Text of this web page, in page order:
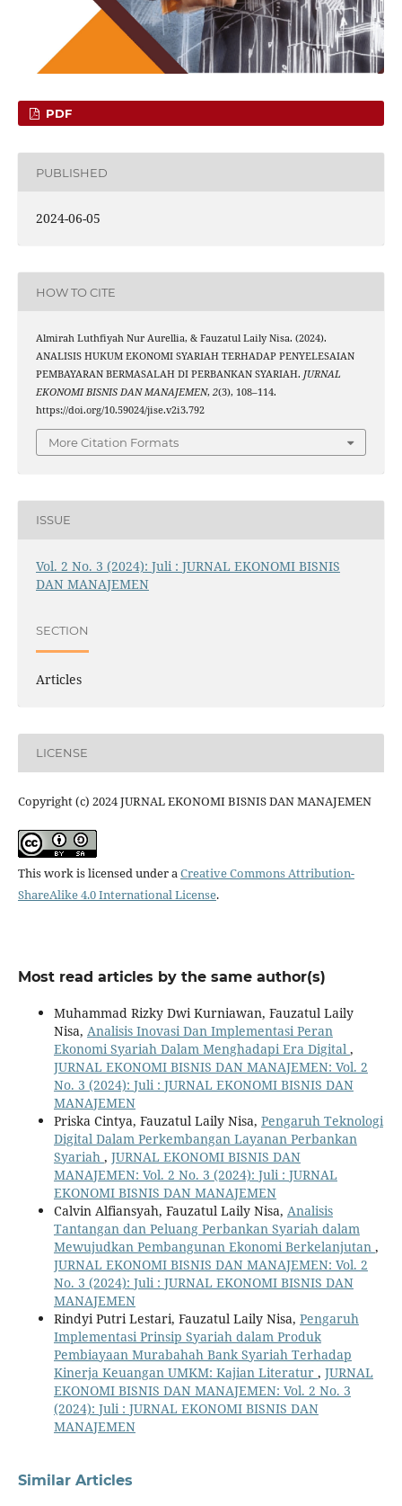
PDF
PUBLISHED
2024-06-05
HOW TO CITE
Almirah Luthfiyah Nur Aurellia, & Fauzatul Laily Nisa. (2024).
ANALISIS HUKUM EKONOMI SYARIAH TERHADAP PENYELESAIAN
PEMBAYARAN BERMASALAH DI PERBANKAN SYARIAH. JURNAL
EKONOMI BISNIS DAN MANAJEMEN, 2(3), 108–114.
https://doi.org/10.59024/jise.v2i3.792
More Citation Formats
ISSUE
Vol. 2 No. 3 (2024): Juli : JURNAL EKONOMI BISNIS
DAN MANAJEMEN
SECTION
Articles
LICENSE
Copyright (c) 2024 JURNAL EKONOMI BISNIS DAN MANAJEMEN
This work is licensed under aCreative Commons Attribution-
ShareAlike 4.0 International License.
Most read articles by the same author(s)
Muhammad Rizky Dwi Kurniawan, Fauzatul Laily
Nisa, Analisis Inovasi Dan Implementasi Peran
Ekonomi Syariah Dalam Menghadapi Era Digital ,
JURNAL EKONOMI BISNIS DAN MANAJEMEN: Vol. 2
No. 3 (2024): Juli : JURNAL EKONOMI BISNIS DAN
MANAJEMEN
Priska Cintya, Fauzatul Laily Nisa, Pengaruh Teknologi
Digital Dalam Perkembangan Layanan Perbankan
Syariah , JURNAL EKONOMI BISNIS DAN
MANAJEMEN: Vol. 2 No. 3 (2024): Juli : JURNAL
EKONOMI BISNIS DAN MANAJEMEN
Calvin Alfiansyah, Fauzatul Laily Nisa, Analisis
Tantangan dan Peluang Perbankan Syariah dalam
Mewujudkan Pembangunan Ekonomi Berkelanjutan ,
JURNAL EKONOMI BISNIS DAN MANAJEMEN: Vol. 2
No. 3 (2024): Juli : JURNAL EKONOMI BISNIS DAN
MANAJEMEN
Rindyi Putri Lestari, Fauzatul Laily Nisa, Pengaruh
Implementasi Prinsip Syariah dalam Produk
Pembiayaan Murabahah Bank Syariah Terhadap
Kinerja Keuangan UMKM: Kajian Literatur , JURNAL
EKONOMI BISNIS DAN MANAJEMEN: Vol. 2 No. 3
(2024): Juli : JURNAL EKONOMI BISNIS DAN
MANAJEMEN
Similar Articles